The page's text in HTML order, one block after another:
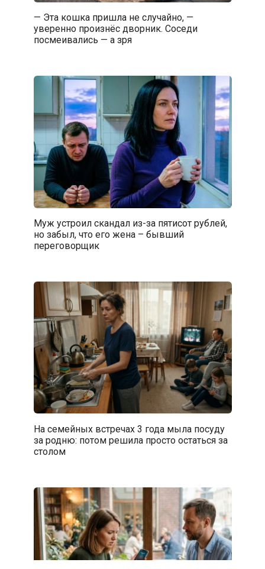
— Эта кошка пришла не случайно, —
уверенно произнёс дворник. Соседи
посмеивались — а зря
Муж устроил скандал из-за пятисот рублей,
но забыл, что его жена – бывший
переговорщик
На семейных встречах 3 года мыла посуду
за родню: потом решила просто остаться за
столом